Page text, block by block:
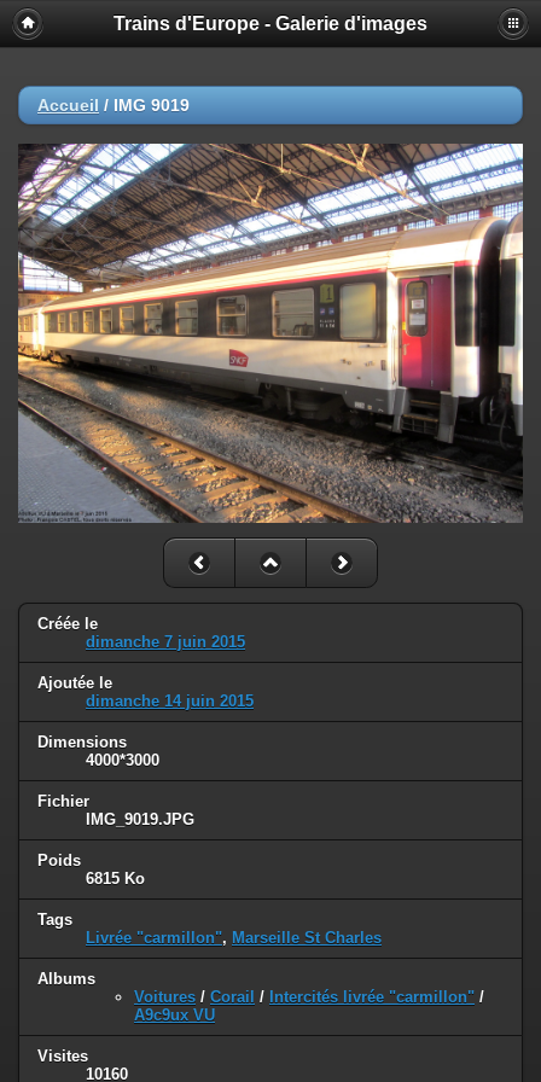
Trains d'Europe - Galerie d'images
Accueil / IMG 9019
Créée le
dimanche 7 juin 2015
Ajoutée le
dimanche 14 juin 2015
Dimensions
4000*3000
Fichier
IMG_9019.JPG
Poids
6815 Ko
Tags
Livrée "carmillon", Marseille St Charles
Albums
Voitures / Corail / Intercités livrée "carmillon" /
A9c9ux VU
Visites
10160